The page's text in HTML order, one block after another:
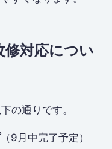
修対応につい
の通りです。
（9月中完了予定）